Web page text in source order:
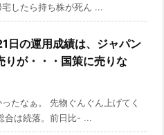
したら持ち株が死ん ...
日の運用成績は、ジャパン
りが・・・国策に売りな
たなぁ。 先物ぐんぐん上げてく
合は続落。前日比- ...